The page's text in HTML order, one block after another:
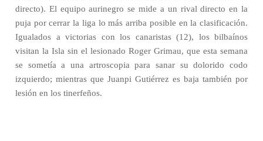
directo). El equipo aurinegro se mide a un rival directo en la
puja por cerrar la liga lo más arriba posible en la clasificación.
Igualados a victorias con los canaristas (12), los bilbaínos
visitan la Isla sin el lesionado Roger Grimau, que esta semana
se sometía a una artroscopia para sanar su dolorido codo
izquierdo; mientras que Juanpi Gutiérrez es baja también por
lesión en los tinerfeños.